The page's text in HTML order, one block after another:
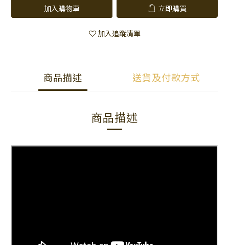
加入購物車 立即購買
加入追蹤清單
商品描述 送貨及付款方式
商品描述